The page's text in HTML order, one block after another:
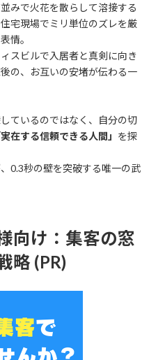
みで火花を散らして溶接する
宅現場でミリ単位のズレを厳
情。
スビルで入居者と真剣に向き
の、お互いの安堵が伝わる一
ているのではなく、自分の切
実在する信頼できる人間」 を探
0.3秒の壁を突破する唯一の武
向け：集客の窓
略 (PR)